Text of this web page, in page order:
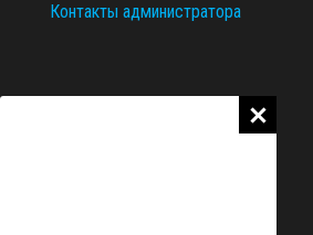
Контакты администратора